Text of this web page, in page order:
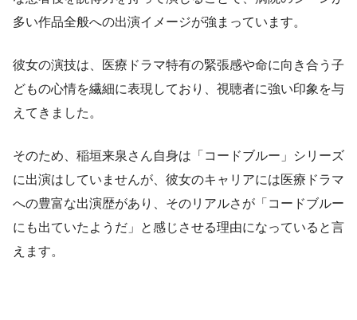
多い作品全般への出演イメージが強まっています。
彼女の演技は、医療ドラマ特有の緊張感や命に向き合う子
どもの心情を繊細に表現しており、視聴者に強い印象を与
えてきました。
そのため、稲垣来泉さん自身は「コードブルー」シリーズ
に出演はしていませんが、彼女のキャリアには医療ドラマ
への豊富な出演歴があり、そのリアルさが「コードブルー
にも出ていたようだ」と感じさせる理由になっていると言
えます。